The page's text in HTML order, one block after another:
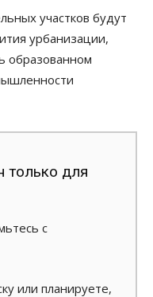
участков будут
урбанизации,
образованном
только для
с
или планируете,